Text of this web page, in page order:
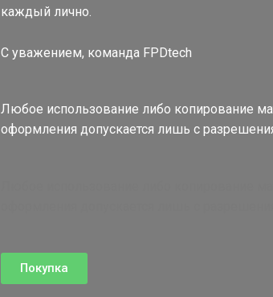
каждый лично.
С уважением, команда FPDtech
Любое использование либо копирование
оформления допускается лишь с
Покупка